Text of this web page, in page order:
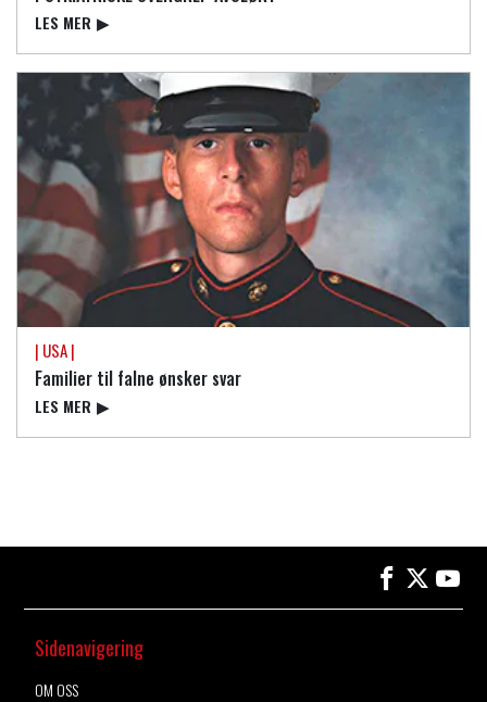
LES MER ▶
| USA |
Familier til falne ønsker svar
LES MER ▶
Sidenavigering
OM OSS